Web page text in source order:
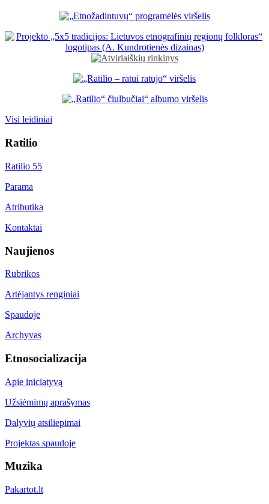
Visi leidiniai
Ratilio
Ratilio 55
Parama
Atributika
Kontaktai
Naujienos
Rubrikos
Artėjantys renginiai
Spaudoje
Archyvas
Etnosocializacija
Apie iniciatyvą
Užsiėmimų aprašymas
Dalyvių atsiliepimai
Projektas spaudoje
Muzika
Pakartot.lt